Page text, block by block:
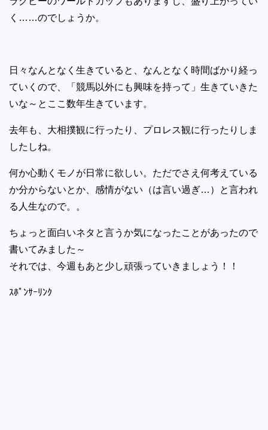
く……のでしょうか。
日々なんとなく生きていると、なんとなく時間ばかり経っ
ていくので、「競馬以外にも興味を持って」生きていきた
いな～とここ数年生きています。
去年も、大相撲観に行ったり、プロレス観に行ったりしま
したしね。
何か心動くモノが日常に欲しい。ただでさえ何考えている
か分からないとか、感情がない（は言い過ぎ…）と言われ
る人生なので。。
ちょっと面白いネタと言うか気になったことがあったので
書いてみました～
それでは、今週もあと少し頑張っていきましょう！！
ｽﾎﾟﾝｻｰﾘﾝｸ